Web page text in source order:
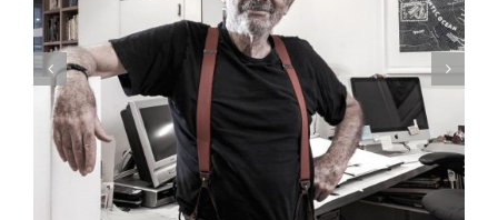
El arte pictórico de los Pinazo, expuesto en el
IVAM